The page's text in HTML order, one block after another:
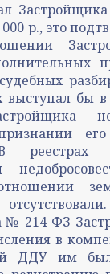
р., это
выступал бы
его
реестрах
№ 214-ФЗ
в
ДДУ им был